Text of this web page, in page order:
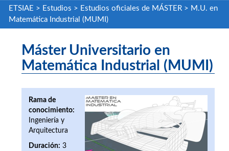
ETSIAE > Estudios > Estudios oficiales de MÁSTER> M.U. en
Matemática Industrial (MUMI)
Máster Universitario en
Matemática Industrial (MUMI)
Rama de
conocimiento:
Ingeniería y
Arquitectura
Duración: 3